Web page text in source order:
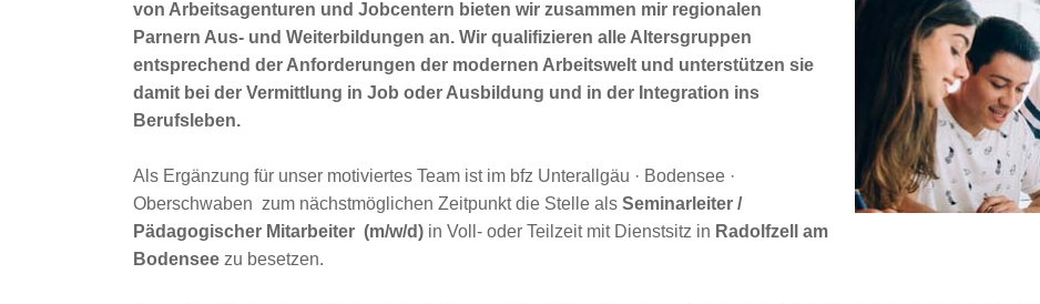
von Arbeitsagenturen und Jobcentern bieten wir zusammen mir regionalen
Parnern Aus- und Weiterbildungen an. Wir qualifizieren alle Altersgruppen
entsprechend der Anforderungen der modernen Arbeitswelt und unterstützen sie
damit bei der Vermittlung in Job oder Ausbildung und in der Integration ins
Berufsleben.
Als Ergänzung für unser motiviertes Team ist im bfz Unterallgäu · Bodensee ·
Oberschwaben zum nächstmöglichen Zeitpunkt die Stelle als Seminarleiter /
Pädagogischer Mitarbeiter (m/w/d) in Voll- oder Teilzeit mit Dienstsitz in Radolfzell am
Bodensee zu besetzen.